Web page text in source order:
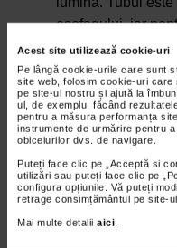
Acest site utilizează cookie-uri
Pe lângă cookie-urile care sunt
site web, folosim cookie-uri care
pe site-ul nostru și ajută la
ul, de exemplu, făcând
pentru a măsura performanța
instrumente de urmărire pentru
obiceiurilor dvs. de navigare.
Puteți face clic pe „Acceptă si
utilizări sau puteți face clic pe
configura opțiunile. Vă puteți
retrage consimțământul pe site-
Mai multe detalii aici
esofagului, iar
disconfort
Odata ce capatul
medicul poate
gastrica, implicit
Biopsia– este o
constand in
mucoasa gastrica,
mai amanuntire in